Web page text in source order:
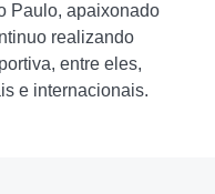
Paulo, apaixonado
realizando
entre eles,
e internacionais.